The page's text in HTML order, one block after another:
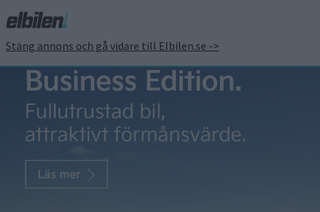
Stäng annons och gå vidare till Elbilen.se ->